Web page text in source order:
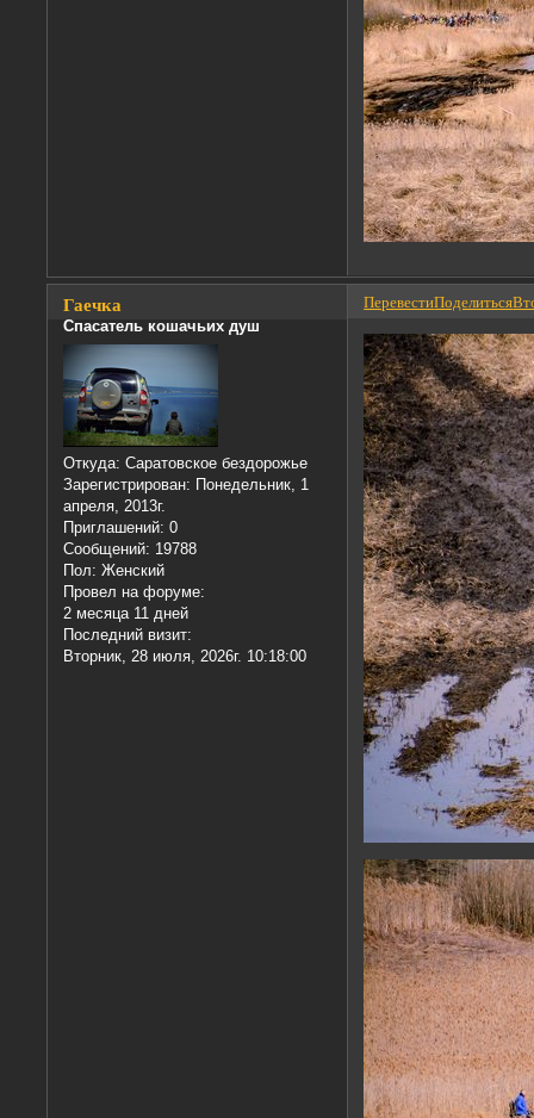
ПеревестиПоделиться
Гаечка
Спасатель кошачьих душ
Откуда: Саратовское бездорожье
Зарегистрирован: Понедельник, 1
апреля, 2013г.
Приглашений: 0
Сообщений: 19788
Пол: Женский
Провел на форуме:
2 месяца 11 дней
Последний визит:
Вторник, 28 июля, 2026г. 10:18:00